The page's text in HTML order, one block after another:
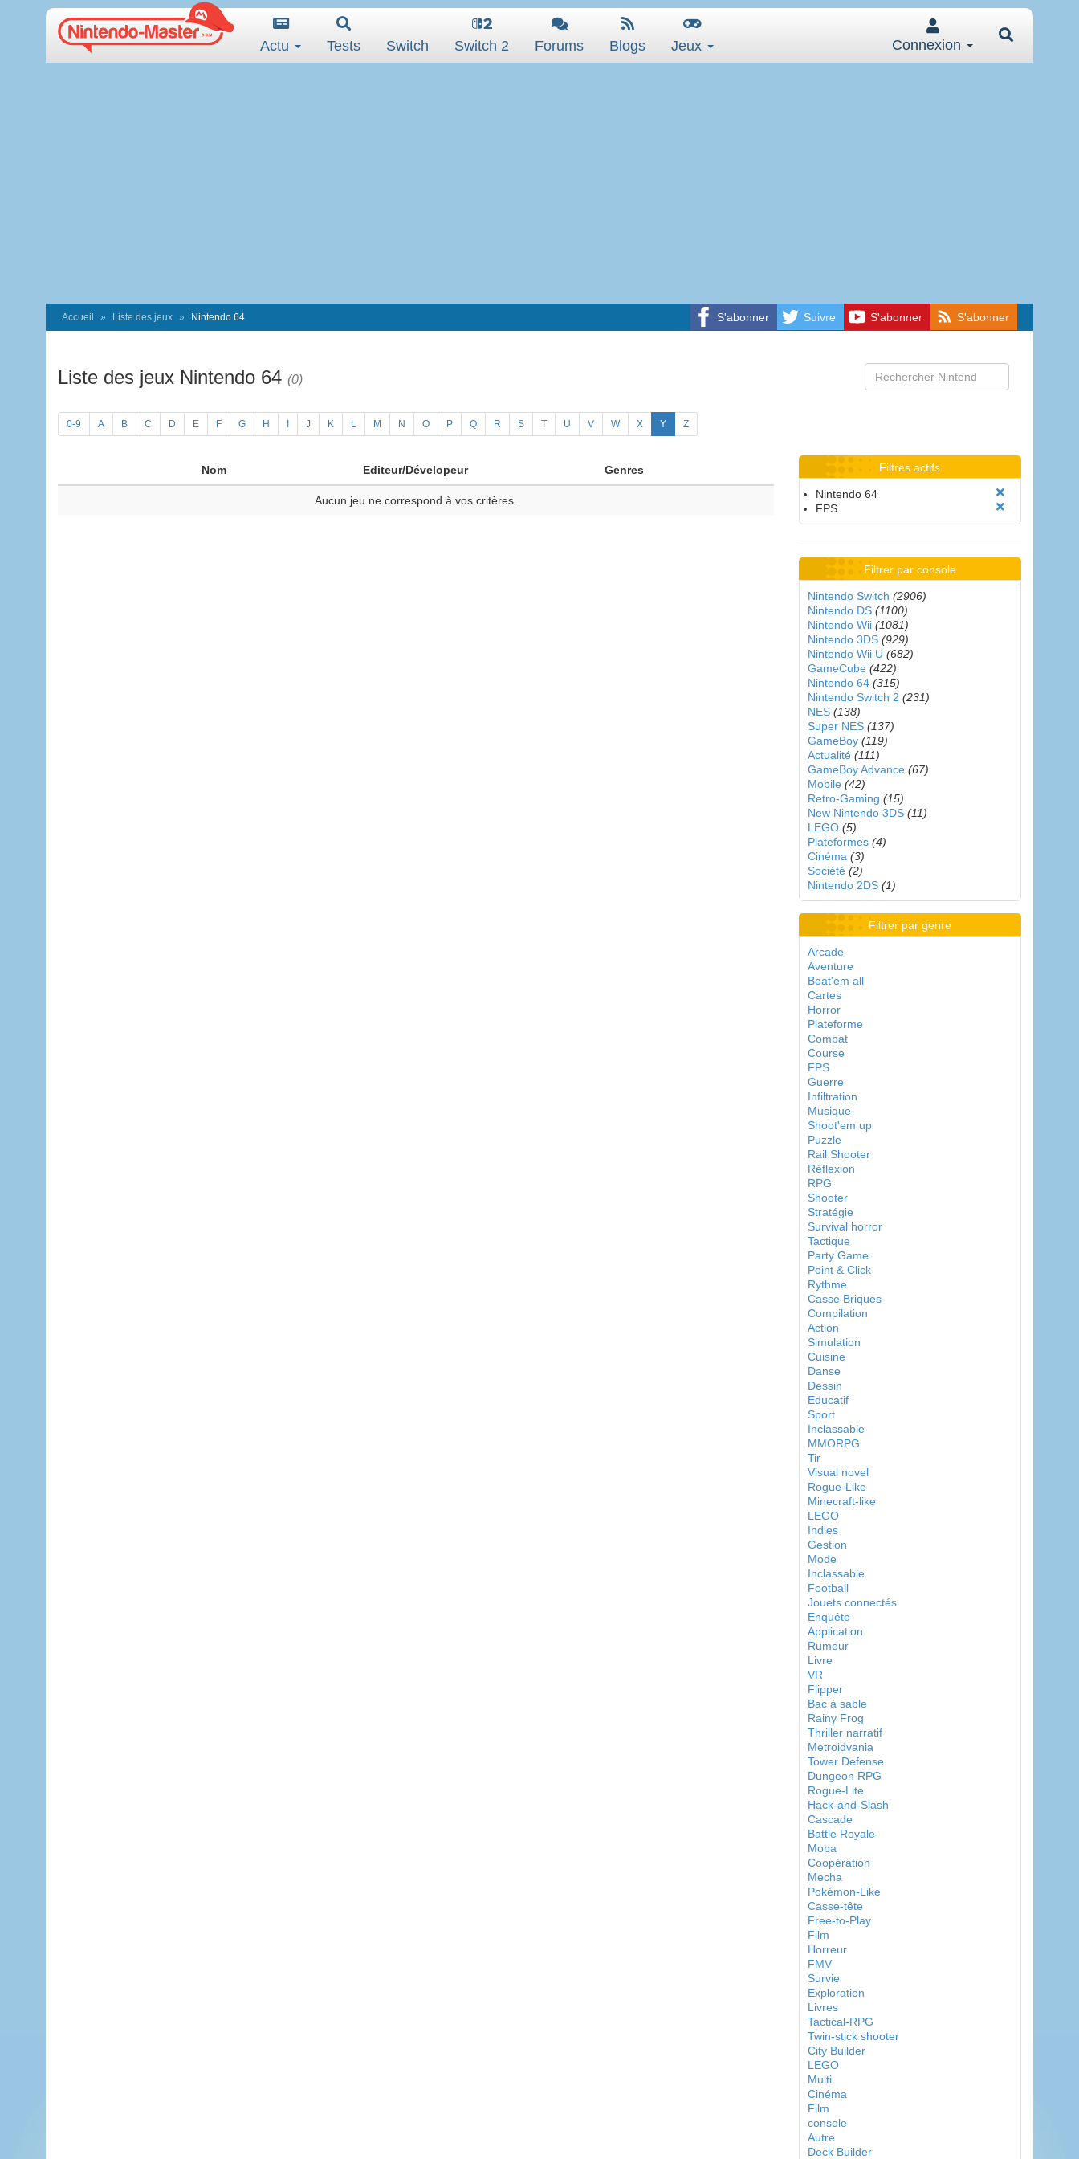
Actu Tests Switch Switch 2 Forums Blogs Jeux Connexion
S'abonner Suivre S'abonner S'abonner
Accueil Liste des jeux Nintendo 64
Liste des jeux Nintendo 64 (0)
0-9 A B C D E F G H J K L M N O P Q R S T U V W X Y Z
Nom Editeur/Dévelopeur Genres
Aucun jeu ne correspond à vos critères.
Filtres actifs
Nintendo 64
FPS
Filtrer par console
Nintendo Switch (2906)
Nintendo DS (1100)
Nintendo Wii (1081)
Nintendo 3DS (929)
Nintendo Wii U (682)
GameCube (422)
Nintendo 64 (315)
Nintendo Switch 2 (231)
NES (138)
Super NES (137)
GameBoy (119)
Actualité (111)
GameBoy Advance (67)
Mobile (42)
Retro-Gaming (15)
New Nintendo 3DS (11)
LEGO (5)
Plateformes (4)
Cinéma (3)
Société (2)
Nintendo 2DS (1)
Filtrer par genre
Arcade
Aventure
Beat'em all
Cartes
Horror
Plateforme
Combat
Course
FPS
Guerre
Infiltration
Musique
Shoot'em up
Puzzle
Rail Shooter
Réflexion
RPG
Shooter
Stratégie
Survival horror
Tactique
Party Game
Point & Click
Rythme
Casse Briques
Compilation
Action
Simulation
Cuisine
Danse
Dessin
Educatif
Sport
Inclassable
MMORPG
Tir
Visual novel
Rogue-Like
Minecraft-like
LEGO
Indies
Gestion
Mode
Inclassable
Football
Jouets connectés
Enquête
Application
Rumeur
Livre
VR
Flipper
Bac à sable
Rainy Frog
Thriller narratif
Metroidvania
Tower Defense
Dungeon RPG
Rogue-Lite
Hack-and-Slash
Cascade
Battle Royale
Moba
Coopération
Mecha
Pokémon-Like
Casse-tête
Free-to-Play
Film
Horreur
FMV
Survie
Exploration
Livres
Tactical-RPG
Twin-stick shooter
City Builder
LEGO
Multi
Cinéma
Film
console
Autre
Deck Builder